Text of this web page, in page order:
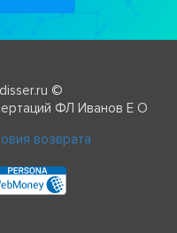
©
ФЛ Иванов Е О
возврата